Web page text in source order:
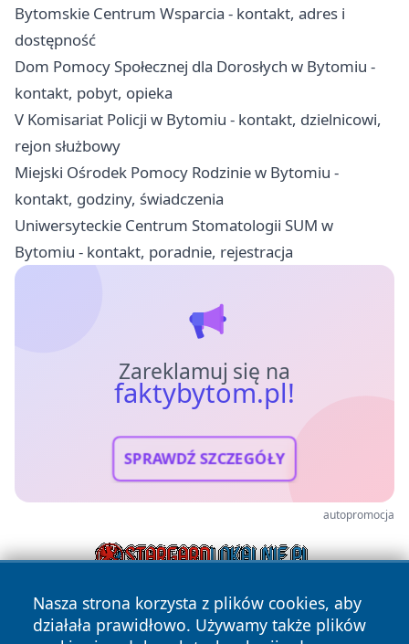
Bytomskie Centrum Wsparcia - kontakt, adres i
dostępność
Dom Pomocy Społecznej dla Dorosłych w Bytomiu -
kontakt, pobyt, opieka
V Komisariat Policji w Bytomiu - kontakt, dzielnicowi,
rejon służbowy
Miejski Ośrodek Pomocy Rodzinie w Bytomiu -
kontakt, godziny, świadczenia
Uniwersyteckie Centrum Stomatologii SUM w
Bytomiu - kontakt, poradnie, rejestracja
Zareklamuj się na
faktybytom.pl!
SPRAWDŹ SZCZEGÓŁY
autopromocja
Nasza strona korzysta z plików cookies, aby
działała prawidłowo. Używamy także plików